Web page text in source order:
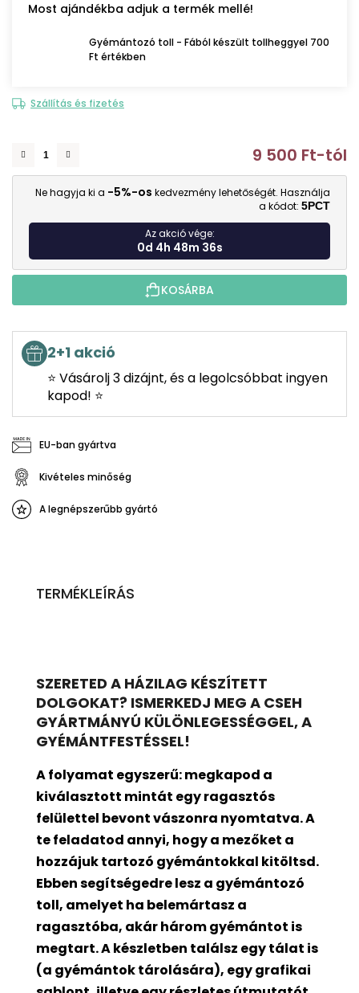
Most ajándékba adjuk a termék mellé!
Gyémántozó toll - Fából készült tollheggyel 700
Ft értékben
Szállítás és fizetés
9 500 Ft-tól
Ne hagyja ki a -5%-os kedvezmény lehetőségét. Használja
a kódot: 5PCT
Az akció vége:
0d 4h 48m 34s
KOSÁRBA
2+1 akció
⭐ Vásárolj 3 dizájnt, és a legolcsóbbat ingyen
kapod! ⭐
EU-ban gyártva
Kivételes minőség
A legnépszerűbb gyártó
TERMÉKLEÍRÁS
SZERETED A HÁZILAG KÉSZÍTETT
DOLGOKAT? ISMERKEDJ MEG A CSEH
GYÁRTMÁNYÚ KÜLÖNLEGESSÉGGEL, A
GYÉMÁNTFESTÉSSEL!
A folyamat egyszerű: megkapod a
kiválasztott mintát egy ragasztós
felülettel bevontvászonra nyomtatva. A
te feladatod annyi, hogy a mezőket a
hozzájuk tartozó gyémántokkal kitöltsd.
Ebben segítségedre lesz a gyémántozó
toll, amelyet ha belemártasz a
ragasztóba, akár három gyémántot is
megtart. A készletben találsz egy tálat is
(a gyémántok tárolására), egy grafikai